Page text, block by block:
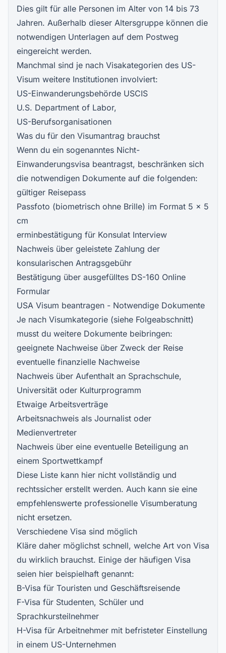
Dies gilt für alle Personen im Alter von 14 bis 73
Jahren. Außerhalb dieser Altersgruppe können die
notwendigen Unterlagen auf dem Postweg
eingereicht werden.
Manchmal sind je nach Visakategorien des US-
Visum weitere Institutionen involviert:
US-Einwanderungsbehörde USCIS
U.S. Department of Labor,
US-Berufsorganisationen
Was du für den Visumantrag brauchst
Wenn du ein sogenanntes Nicht-
Einwanderungsvisa beantragst, beschränken sich
die notwendigen Dokumente auf die folgenden:
gültiger Reisepass
Passfoto (biometrisch ohne Brille) im Format 5 x 5
cm
erminbestätigung für Konsulat Interview
Nachweis über geleistete Zahlung der
konsularischen Antragsgebühr
Bestätigung über ausgefülltes DS-160 Online
Formular
USA Visum beantragen - Notwendige Dokumente
Je nach Visumkategorie (siehe Folgeabschnitt)
musst du weitere Dokumente beibringen:
geeignete Nachweise über Zweck der Reise
eventuelle finanzielle Nachweise
Nachweis über Aufenthalt an Sprachschule,
Universität oder Kulturprogramm
Etwaige Arbeitsverträge
Arbeitsnachweis als Journalist oder
Medienvertreter
Nachweis über eine eventuelle Beteiligung an
einem Sportwettkampf
Diese Liste kann hier nicht vollständig und
rechtssicher erstellt werden. Auch kann sie eine
empfehlenswerte professionelle Visumberatung
nicht ersetzen.
Verschiedene Visa sind möglich
Kläre daher möglichst schnell, welche Art von Visa
du wirklich brauchst. Einige der häufigen Visa
seien hier beispielhaft genannt:
B-Visa für Touristen und Geschäftsreisende
F-Visa für Studenten, Schüler und
Sprachkursteilnehmer
H-Visa für Arbeitnehmer mit befristeter Einstellung
in einem US-Unternehmen